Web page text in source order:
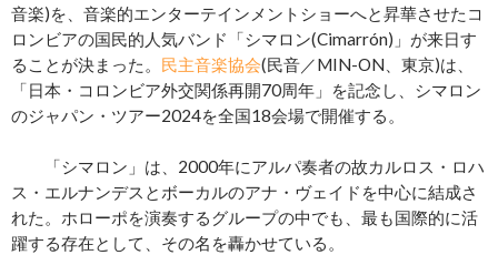
音楽)を、音楽的エンターテインメントショーへと昇華させたコ
ロンビアの国民的人気バンド「シマロン(Cimarrón)」が来日す
ることが決まった。 民主音楽協会(民音／MIN-ON、東京)は、
「日本・コロンビア外交関係再開70周年」を記念し、シマロン
のジャパン・ツアー2024を全国18会場で開催する。
「シマロン」は、2000年にアルパ奏者の故カルロス・ロハ
ス・エルナンデスとボーカルのアナ・ヴェイドを中心に結成さ
れた。ホローポを演奏するグループの中でも、最も国際的に活
躍する存在として、その名を轟かせている。